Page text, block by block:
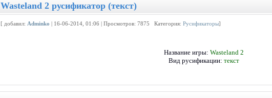
Wasteland 2 русификатор (текст)
[ добавил: Adminko | 16-06-2014, 01:06 | Просмотров: 7875 Категория: Русификаторы]
Название игры: Wasteland 2
Вид русификации: текст